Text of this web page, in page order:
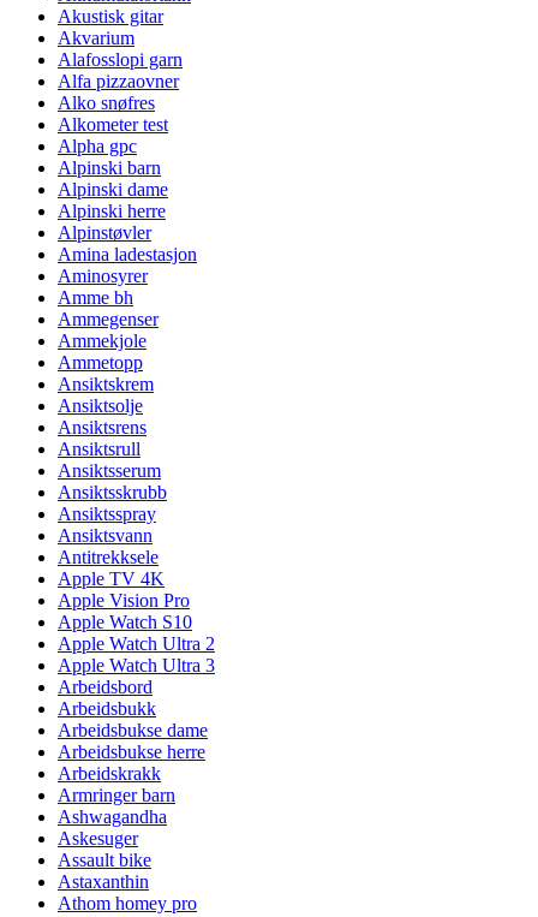
Akustisk gitar
Akvarium
Alafosslopi garn
Alfa pizzaovner
Alko snøfres
Alkometer test
Alpha gpc
Alpinski barn
Alpinski dame
Alpinski herre
Alpinstøvler
Amina ladestasjon
Aminosyrer
Amme bh
Ammegenser
Ammekjole
Ammetopp
Ansiktskrem
Ansiktsolje
Ansiktsrens
Ansiktsrull
Ansiktsserum
Ansiktsskrubb
Ansiktsspray
Ansiktsvann
Antitrekksele
Apple TV 4K
Apple Vision Pro
Apple Watch S10
Apple Watch Ultra 2
Apple Watch Ultra 3
Arbeidsbord
Arbeidsbukk
Arbeidsbukse dame
Arbeidsbukse herre
Arbeidskrakk
Armringer barn
Ashwagandha
Askesuger
Assault bike
Astaxanthin
Athom homey pro